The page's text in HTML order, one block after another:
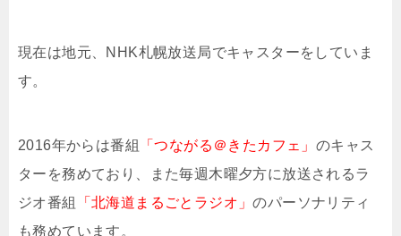
現在は地元、NHK札幌放送局でキャスターをしていま
す。
2016年からは番組 「つながる＠きたカフェ」 のキャス
ターを務めており、また毎週木曜夕方に放送されるラ
ジオ番組
「北海道まるごとラジオ」のパーソナリティ
も務めています。